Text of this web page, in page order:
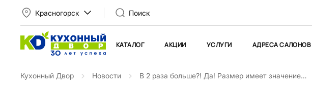
Красногорск Поиск
КАТАЛОГ АКЦИИ УСЛУГИ АДРЕСА САЛОНОВ
Кухонный Двор Новости В 2 раза больше?! Да! Размер имеет значение…